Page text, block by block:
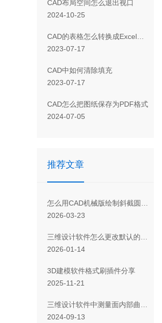
CAD布局空间怎么退出视口
2024-10-25
CAD 的表格怎么转换成Excel表格
2023-07-17
CAD 中如何清除填充
2023-07-17
CAD怎么把图纸保存为PDF格式
2024-07-05
推荐文章
怎么用CAD机械版绘制斜截圆管展开图
2026-03-23
三维设计软件怎么更改默认的建模公差
2026-01-14
3D建模软件格式刷插件分享
2025-11-21
三维设计软件中测量面内部曲线总长的方法
2024-09-13